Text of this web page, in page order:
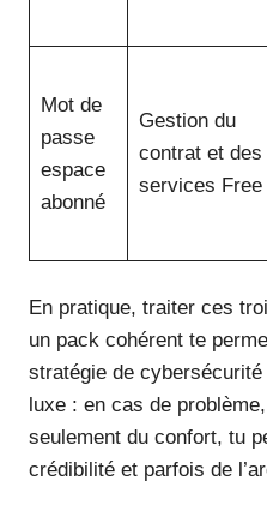
Mot de
passe
espace
abonné
Gestion du
contrat et des
services Free
En pratique, traiter ces
un pack cohérent te
stratégie de cybersécurité
luxe : en cas de
seulement du confort, tu
crédibilité et parfois de